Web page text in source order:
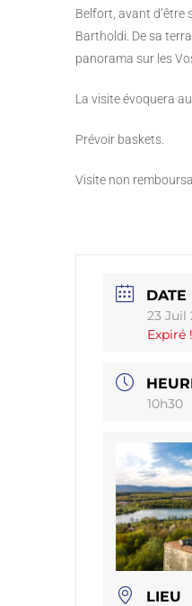
Belfort, avant d’être
Bartholdi. De sa
panorama sur les
La visite évoquera
Prévoir baskets.
Visite non
DATE
23 Juil
Expiré !
10h30
LIEU